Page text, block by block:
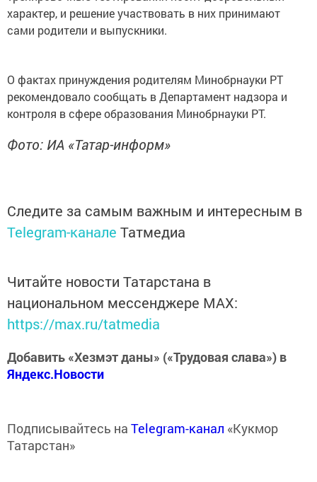
характер, и решение участвовать в них принимают
сами родители и выпускники.
О фактах принуждения родителям Минобрнауки РТ
рекомендовало сообщать в Департамент надзора и
контроля в сфере образования Минобрнауки РТ.
Фото: ИА «Татар-информ»
Следите за самым важным и интересным в
Telegram-канале Татмедиа
Читайте новости Татарстана в
национальном мессенджере MАХ:
https://max.ru/tatmedia
Добавить «Хезмэт даны» («Трудовая слава») в
Яндекс.Новости
Подписывайтесь на Telegram-канал «Кукмор
Татарстан»